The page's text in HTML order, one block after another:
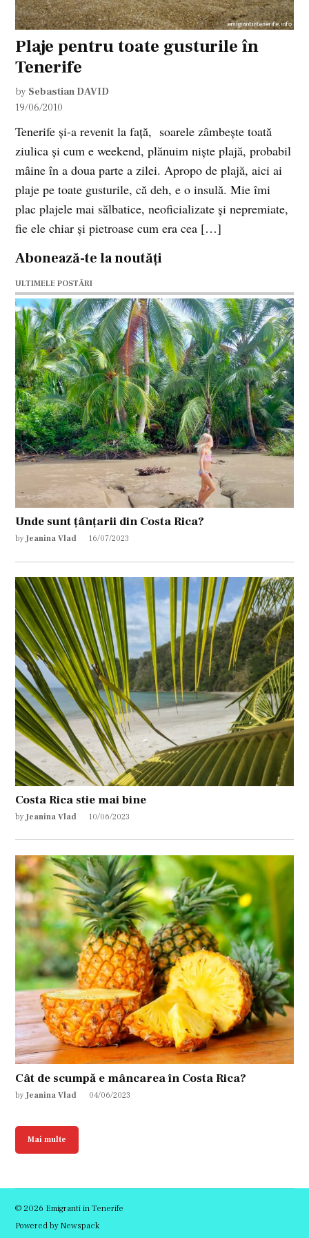
Plaje pentru toate gusturile în
Tenerife
by Sebastian DAVID
19/06/2010
Tenerife şi-a revenit la faţă, soarele zâmbeşte toată
ziulica şi cum e weekend, plănuim nişte plajă, probabil
mâine în a doua parte a zilei. Apropo de plajă, aici ai
plaje pe toate gusturile, că deh, e o insulă. Mie îmi
plac plajele mai sălbatice, neoficializate şi nepremiate,
fie ele chiar şi pietroase cum era cea […]
Abonează-te la noutăți
ULTIMELE POSTĂRI
Unde sunt țânțarii din Costa Rica?
by Jeanina Vlad 16/07/2023
Costa Rica stie mai bine
by Jeanina Vlad 10/06/2023
Cât de scumpă e mâncarea în Costa Rica?
by Jeanina Vlad 04/06/2023
Mai multe
© 2026 Emigranti in Tenerife
Powered by Newspack